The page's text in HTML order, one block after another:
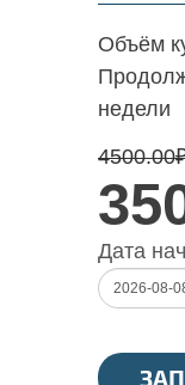
Объём
недели
4500.00
Дата